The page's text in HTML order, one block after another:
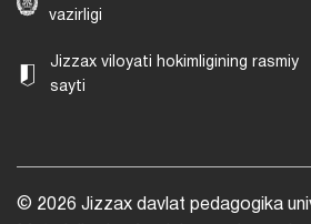
vazirligi
Jizzax viloyati hokimligining rasmiy
sayti
© 2026 Jizzax davlat pedagogika